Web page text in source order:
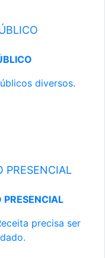
diversos.
PRESENCIAL
precisa ser